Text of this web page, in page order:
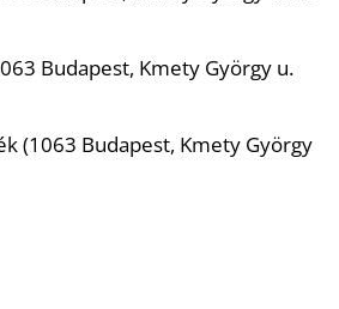
Budapest, Kmety György u.
(1063 Budapest, Kmety György